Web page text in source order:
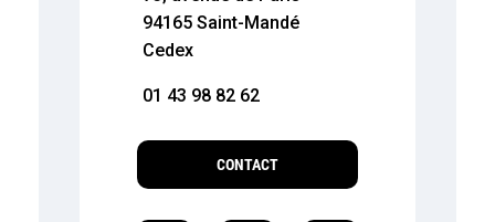
94165 Saint-Mandé
Cedex
01 43 98 82 62
CONTACT